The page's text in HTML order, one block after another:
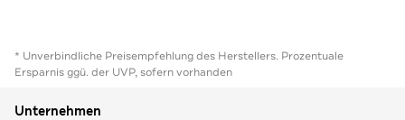
* Unverbindliche Preisempfehlung des Herstellers. Prozentuale
Ersparnis ggü. der UVP, sofern vorhanden
Unternehmen